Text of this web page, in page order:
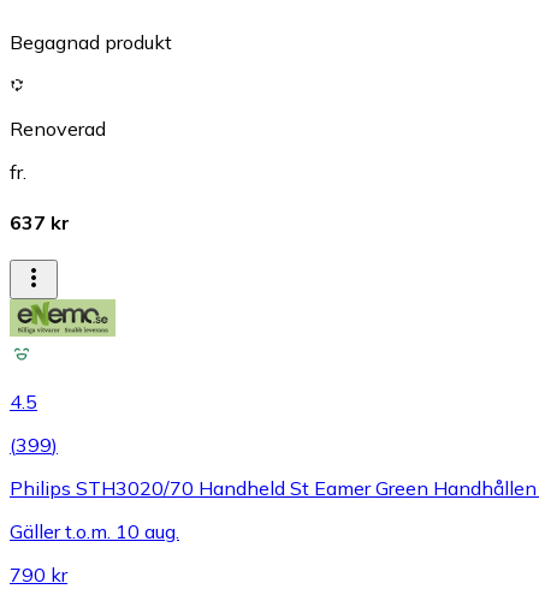
Begagnad produkt
Renoverad
fr.
637 kr
4.5
(399)
Philips STH3020/70 Handheld St Eamer Green
Gäller t.o.m. 10 aug.
790 kr